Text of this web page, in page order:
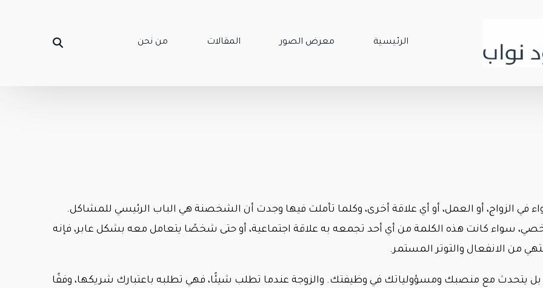
الرئيسية معرض الصور المقالات من نحن
الزواج، أو العمل، أو أي علاقة أخرى، وكلما تأملت فيها وجدت أن الشخصنة هي الباب الرئيسي للمشاكل.
سواء كانت هذه الكلمة من أي أحد تجمعه به علاقة اجتماعية، أو حتى شخصًا يتعامل معه بشكل عابر، فإنه
من الانفعال والتوتر المستمر.
يتحدث مع منصبك ومسؤولياتك في وظيفتك. والزوجة عندما تطلب شيئًا، فهي تطلبه باعتبارك شريكها، وفقًا